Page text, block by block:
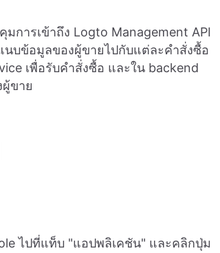
การเข้าถึง Logto Management API
บข้อมูลของผู้ขายไปกับแต่ละคำสั่งซื้อ
เพื่อรับคำสั่งซื้อ และใน backend
ขาย
ไปที่แท็บ "แอปพลิเคชัน" และคลิกปุ่ม